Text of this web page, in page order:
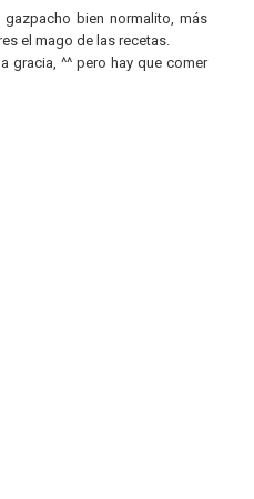
gazpacho bien normalito, más
el mago de las recetas.
gracia, ^^ pero hay que comer